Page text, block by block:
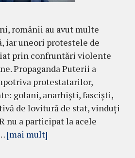
românii au avut multe
iar uneori protestele de
prin confruntări violente
Propaganda Puterii a
protestatarilor,
golani, anarhiști, fasciști,
de lovitură de stat, vinduți
nu a participat la acele
[mai mult]